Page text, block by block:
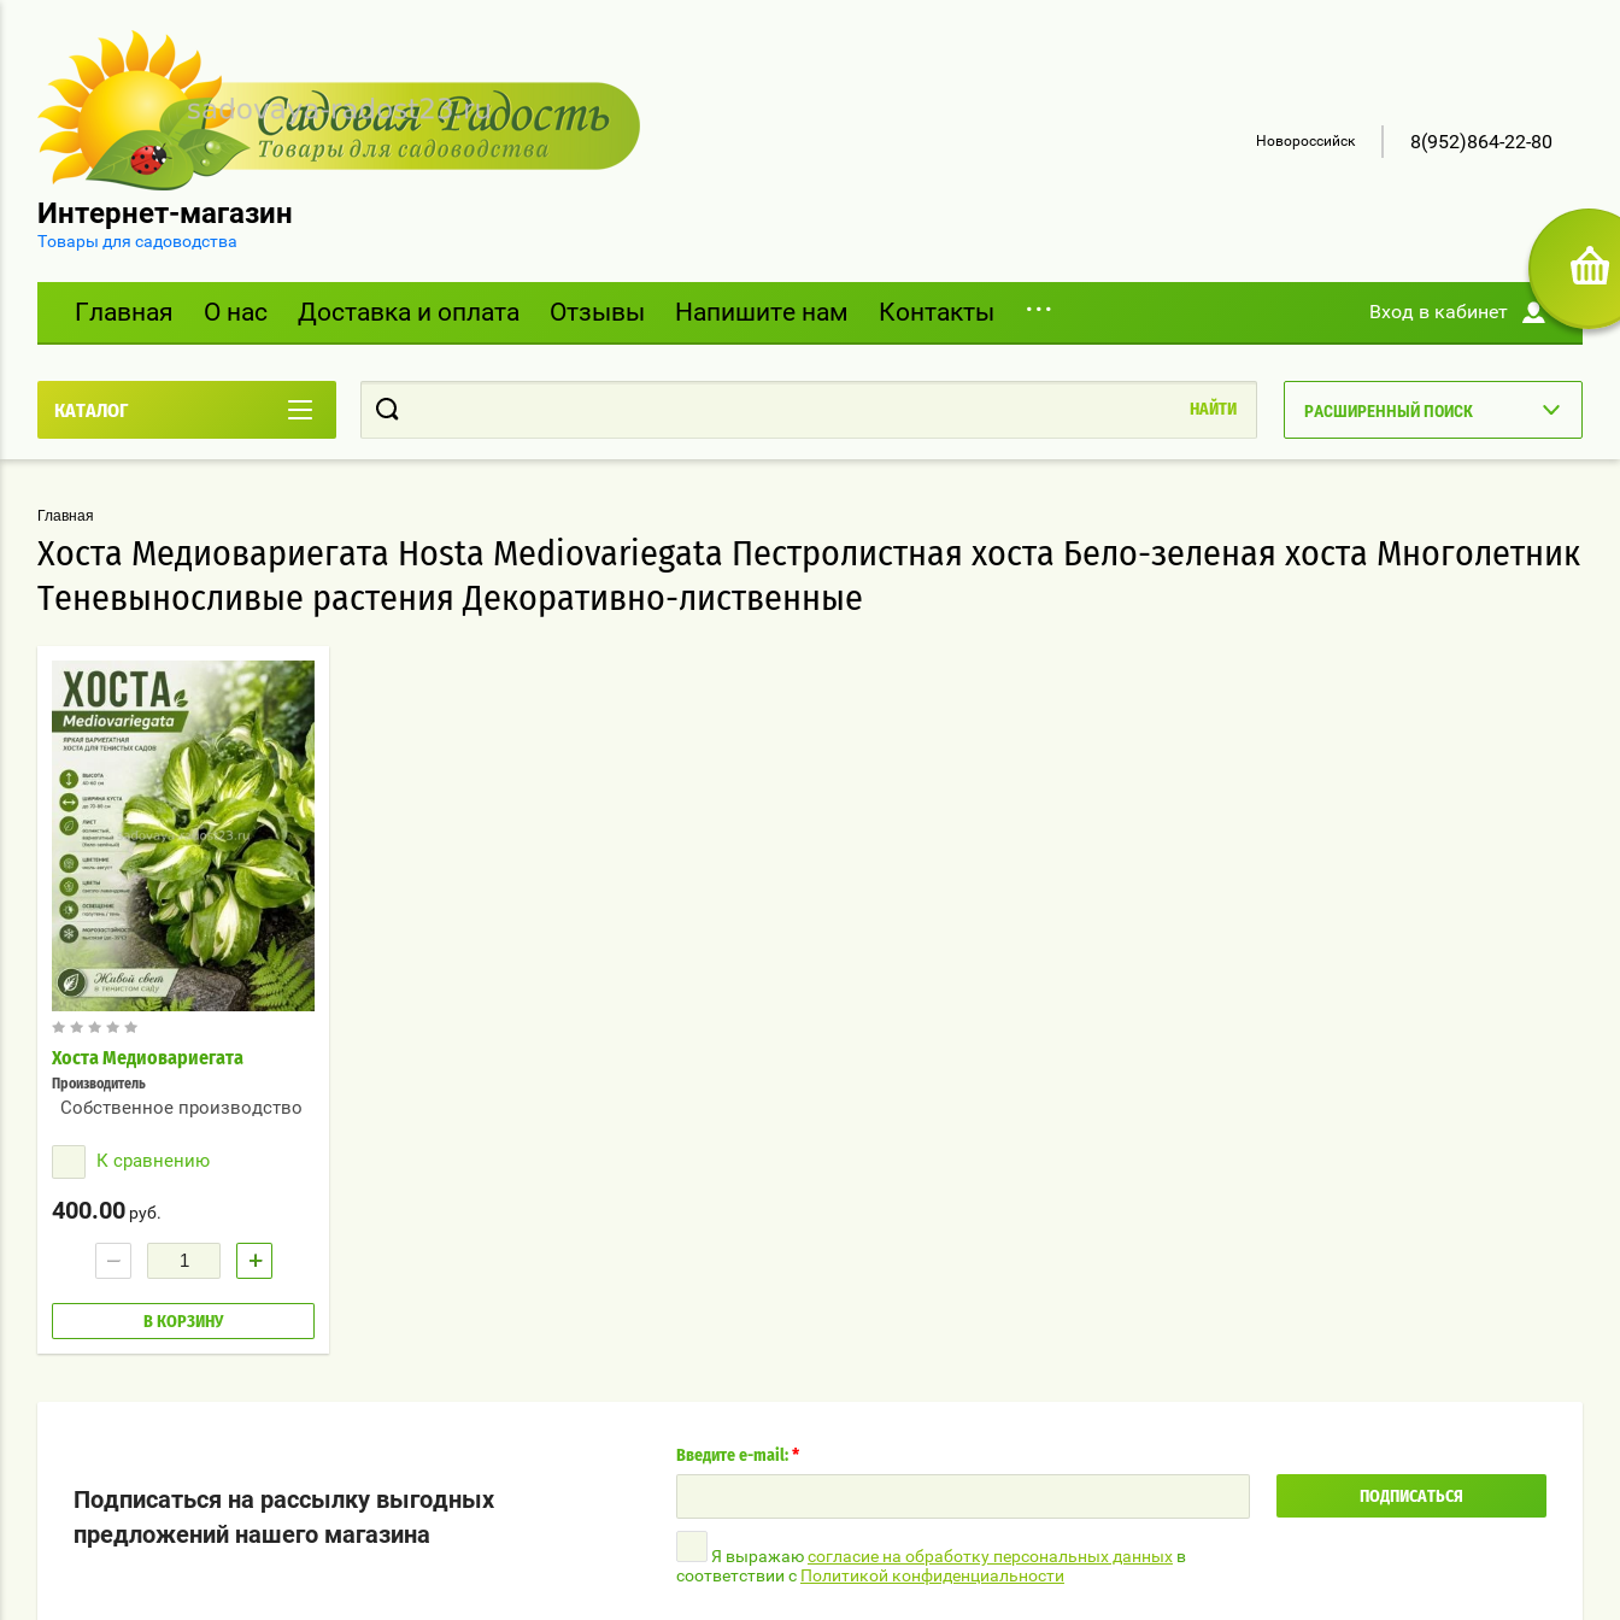
Интернет-магазин
Товары для садоводства
Новороссийск 8(952)864-22-80
Главная О нас Доставка и оплата Отзывы Напишите нам Контакты Вход в кабинет
КАТАЛОГ РАСШИРЕННЫЙ ПОИСК
Главная
Хоста Медиовариегата Hosta Mediovariegata Пестролистная хоста Бело-зеленая хоста Многолетник
Теневыносливые растения Декоративно-лиственные
Хоста Медиовариегата
Производитель
Собственное производство
К сравнению
400.00 руб.
− +
В КОРЗИНУ
Подписаться на рассылку выгодных
предложений нашего магазина
Введите e-mail: *
Я выражаюсогласие на обработку персональных данныхв
соответствии с Политикой конфиденциальности
ПОДПИСАТЬСЯ